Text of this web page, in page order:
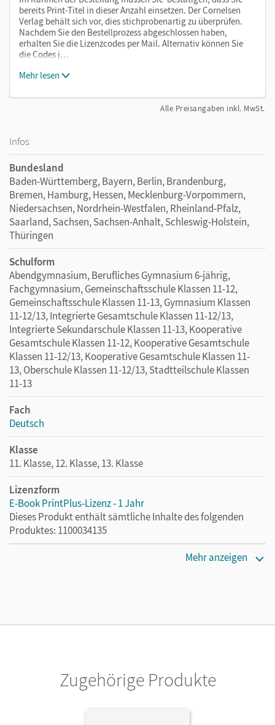
bereits Print-Titel in dieser Anzahl einsetzen. Der Cornelsen
Verlag behält sich vor, dies stichprobenartig zu überprüfen.
Nachdem Sie den Bestellprozess abgeschlossen haben,
erhalten Sie die Lizenzcodes per Mail. Alternativ können Sie
die Codes j…
Mehr lesen
Alle Preisangaben inkl. MwSt.
Infos
Bundesland
Baden-Württemberg, Bayern, Berlin, Brandenburg,
Bremen, Hamburg, Hessen, Mecklenburg-Vorpommern,
Niedersachsen, Nordrhein-Westfalen, Rheinland-Pfalz,
Saarland, Sachsen, Sachsen-Anhalt, Schleswig-Holstein,
Thüringen
Schulform
Abendgymnasium, Berufliches Gymnasium 6-jährig,
Fachgymnasium, Gemeinschaftsschule Klassen 11-12,
Gemeinschaftsschule Klassen 11-13, Gymnasium Klassen
11-12/13, Integrierte Gesamtschule Klassen 11-12/13,
Integrierte Sekundarschule Klassen 11-13, Kooperative
Gesamtschule Klassen 11-12, Kooperative Gesamtschule
Klassen 11-12/13, Kooperative Gesamtschule Klassen 11-
13, Oberschule Klassen 11-12/13, Stadtteilschule Klassen
11-13
Fach
Deutsch
Klasse
11. Klasse, 12. Klasse, 13. Klasse
Lizenzform
E-Book PrintPlus-Lizenz - 1 Jahr
Dieses Produkt enthält sämtliche Inhalte des folgenden
Produktes: 1100034135
ein Jahr lang ergänzend zum Print-Titel nutzen möchten.
Cornelsen Verlag
Mehr anzeigen
Zugehörige Produkte